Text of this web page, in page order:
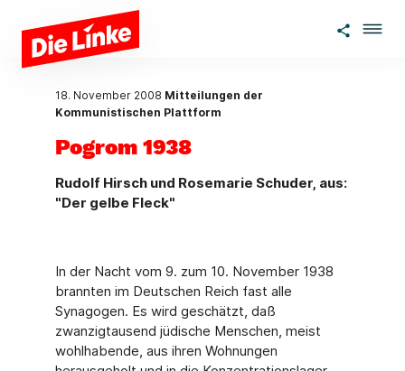
Zum Hauptinhalt springen
18. November 2008 Mitteilungen der
Kommunistischen Plattform
Pogrom 1938
Rudolf Hirsch und Rosemarie Schuder, aus:
"Der gelbe Fleck"
In der Nacht vom 9. zum 10. November 1938
brannten im Deutschen Reich fast alle
Synagogen. Es wird geschätzt, daß
zwanzigtausend jüdische Menschen, meist
wohlhabende, aus ihren Wohnungen